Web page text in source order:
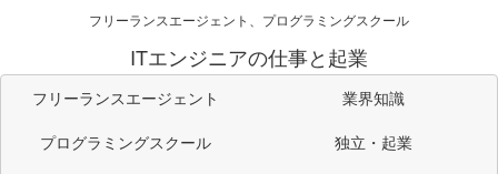
フリーランスエージェント、プログラミングスクール
ITエンジニアの仕事と起業
フリーランスエージェント
業界知識
プログラミングスクール
独立・起業